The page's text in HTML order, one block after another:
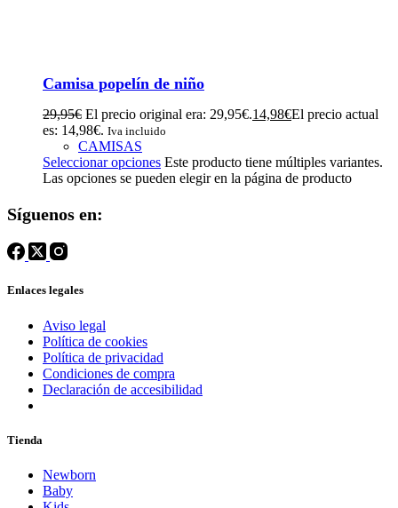
Camisa popelín de niño
29,95€ El precio original era: 29,95€.14,98€El precio actual
es: 14,98€. Iva incluido
CAMISAS
Seleccionar opciones Este producto tiene múltiples variantes.
Las opciones se pueden elegir en la página de producto
Síguenos en:
Enlaces legales
Aviso legal
Política de cookies
Política de privacidad
Condiciones de compra
Declaración de accesibilidad
Tienda
Newborn
Baby